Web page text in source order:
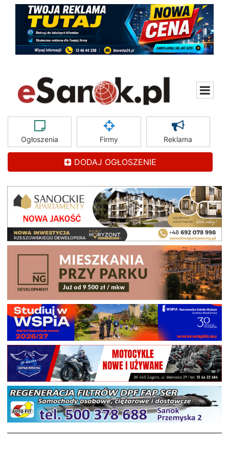
Ogłoszenia Firmy Reklama
DODAJ OGŁOSZENIE